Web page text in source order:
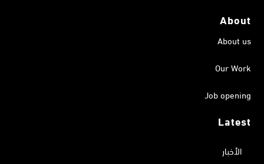
About
About us
Our Work
Job opening
Latest
الأخبار